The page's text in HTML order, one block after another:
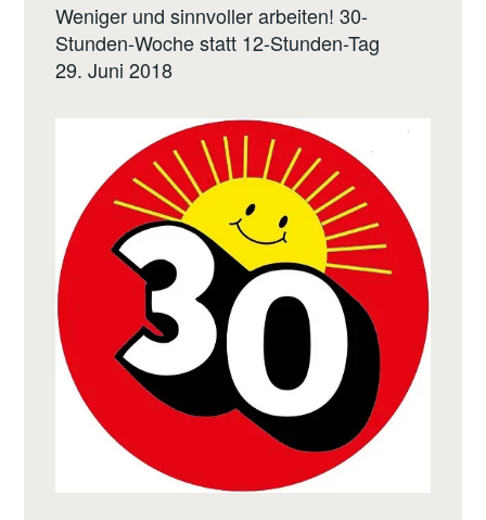
Weniger und sinnvoller arbeiten! 30-
Stunden-Woche statt 12-Stunden-Tag
29. Juni 2018